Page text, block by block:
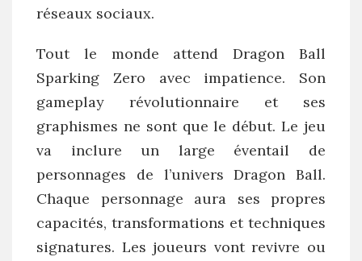
réseaux sociaux.
Tout le monde attend Dragon Ball
Sparking Zero avec impatience. Son
gameplay révolutionnaire et ses
graphismes ne sont que le début. Le jeu
va inclure un large éventail de
personnages de l’univers Dragon Ball.
Chaque personnage aura ses propres
capacités, transformations et techniques
signatures. Les joueurs vont revivre ou